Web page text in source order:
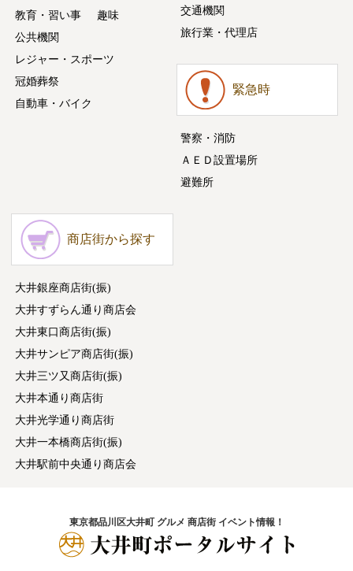
教育・習い事
趣味
公共機関
レジャー・スポーツ
冠婚葬祭
自動車・バイク
交通機関
旅行業・代理店
緊急時
警察・消防
ＡＥＤ設置場所
避難所
商店街から探す
大井銀座商店街(振)
大井すずらん通り商店会
大井東口商店街(振)
大井サンピア商店街(振)
大井三ツ又商店街(振)
大井本通り商店街
大井光学通り商店街
大井一本橋商店街(振)
大井駅前中央通り商店会
東京都品川区大井町 グルメ 商店街 イベント情報！